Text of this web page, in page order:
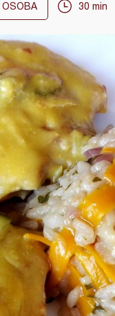
OSOBA 30 min